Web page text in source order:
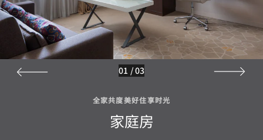
全家共度美好住享时光
家庭房
01 /03